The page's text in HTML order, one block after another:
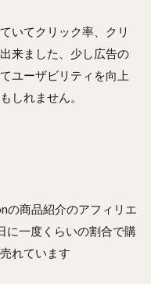
いてクリック率、クリ
来ました、少し広告の
ユーザビリティを向上
しれません。
の商品紹介のアフィリエ
に一度くらいの割合で購
れています